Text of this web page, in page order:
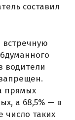
составил
встречную
водители
прямых
а 68,5% — в
число таких